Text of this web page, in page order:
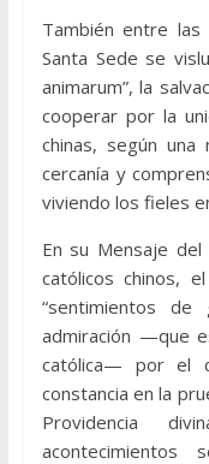
También entre
Santa Sede se
animarum”, la
cooperar por la
chinas, según una
cercanía y
viviendo los fieles
En su Mensaje
católicos chinos,
“sentimientos
admiración —que
católica— por el
constancia en la
Providencia
acontecimientos